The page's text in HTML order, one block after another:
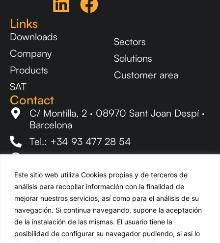
Este sitio web utiliza Cookies propias y de terceros de
análisis para recopilar información con la finalidad de
mejorar nuestros servicios, así como para el análisis de su
navegación. Si continua navegando, supone la aceptación
de la instalación de las mismas. El usuario tiene la
posibilidad de configurar su navegador pudiendo, si así lo
Links
Downloads
Company
Products
SAT
Sectors
Solutions
Customer area
Contact
C/ Montilla, 2 · 08970 Sant Joan Despí ·
Barcelona
Tel.: +34 93 477 28 54
ude@udeaudio.com
Newsletter
Stay up to date with all UDE news.
Subscribe
EN